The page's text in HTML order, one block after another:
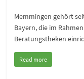
Memmingen gehört
Bayern, die im
Beratungstheken
Read more